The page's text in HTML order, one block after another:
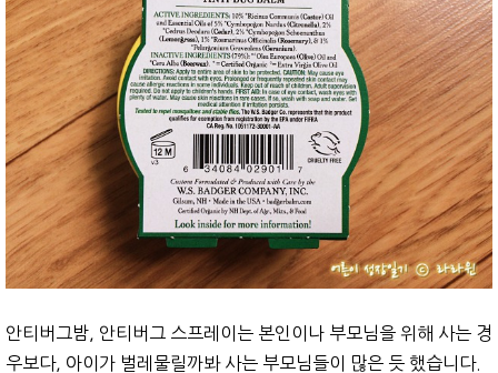
안티버그밤, 안티버그 스프레이는 본인이나 부모님을 위해 사는 경
우보다, 아이가 벌레물릴까봐 사는 부모님들이 많은 듯 했습니다.